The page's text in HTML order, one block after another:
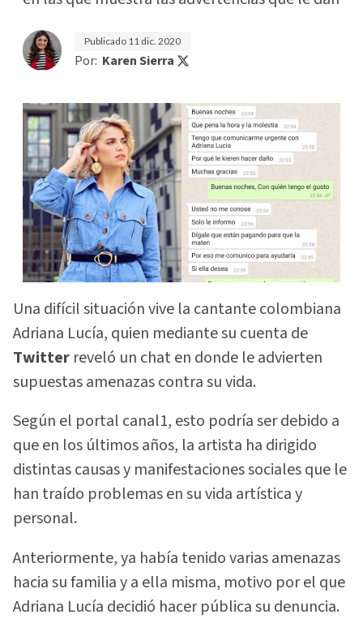
Publicado 11 dic. 2020
Por: Karen Sierra
Una difícil situación vive la cantante colombiana
Adriana Lucía, quien mediante su cuenta de
Twitter reveló un chat en donde le advierten
supuestas amenazas contra su vida.
Según el portal canal1, esto podría ser debido a
que en los últimos años, la artista ha dirigido
distintas causas y manifestaciones sociales que le
han traído problemas en su vida artística y
personal.
Anteriormente, ya había tenido varias amenazas
hacia su familia y a ella misma, motivo por el que
Adriana Lucía decidió hacer pública su denuncia.